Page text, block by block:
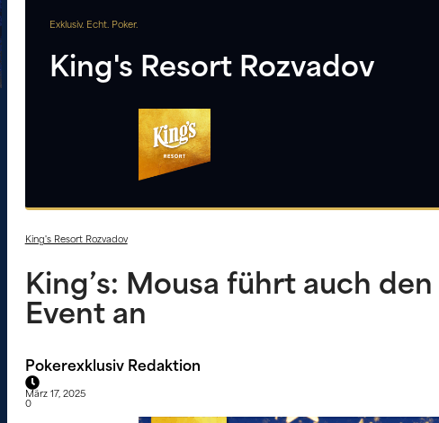
Exklusiv. Echt. Poker.
King's Resort Rozvadov
King's Resort Rozvadov
King’s: Mousa führt auch
Event an
Pokerexklusiv Redaktion
März 17, 2025
0